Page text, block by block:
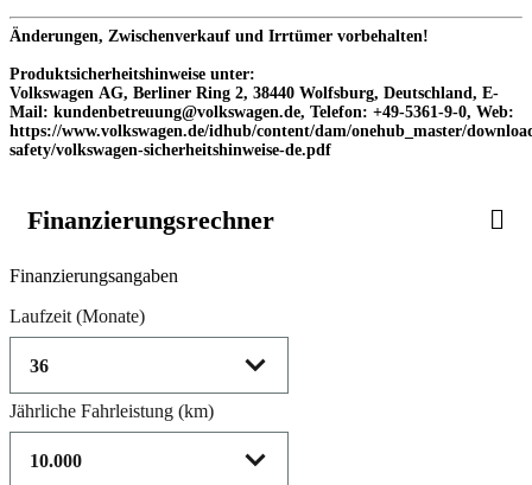
Änderungen, Zwischenverkauf und Irrtümer vorbehalten!
Produktsicherheitshinweise unter:
Volkswagen AG, Berliner Ring 2, 38440 Wolfsburg, Deutschland, E-
Mail: kundenbetreuung@volkswagen.de, Telefon: +49-5361-9-0, Web:
https://www.volkswagen.de/idhub/content/dam/onehub_master/
safety/volkswagen-sicherheitshinweise-de.pdf
Finanzierungsrechner
Finanzierungsangaben
Laufzeit (Monate)
Jährliche Fahrleistung (km)